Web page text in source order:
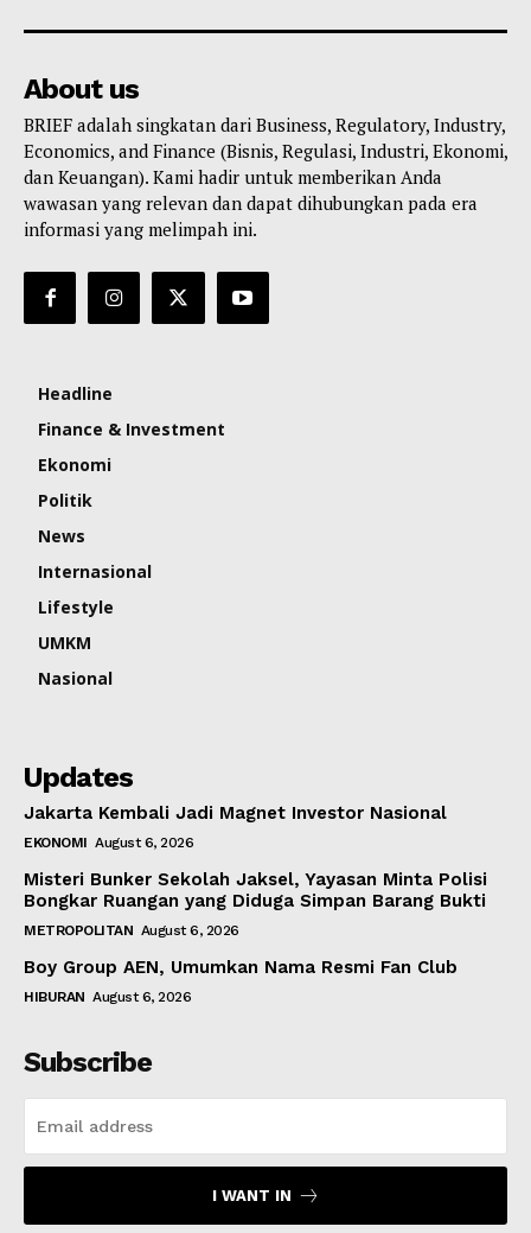
About us
BRIEF adalah singkatan dari Business, Regulatory, Industry,
Economics, and Finance (Bisnis, Regulasi, Industri, Ekonomi,
dan Keuangan). Kami hadir untuk memberikan Anda
wawasan yang relevan dan dapat dihubungkan pada era
informasi yang melimpah ini.
Headline
Finance & Investment
Ekonomi
Politik
News
Internasional
Lifestyle
UMKM
Nasional
Updates
Jakarta Kembali Jadi Magnet Investor Nasional
EKONOMI August 6, 2026
Misteri Bunker Sekolah Jaksel, Yayasan Minta Polisi
Bongkar Ruangan yang Diduga Simpan Barang Bukti
METROPOLITAN August 6, 2026
Boy Group AEN, Umumkan Nama Resmi Fan Club
HIBURAN August 6, 2026
Subscribe
I WANT IN